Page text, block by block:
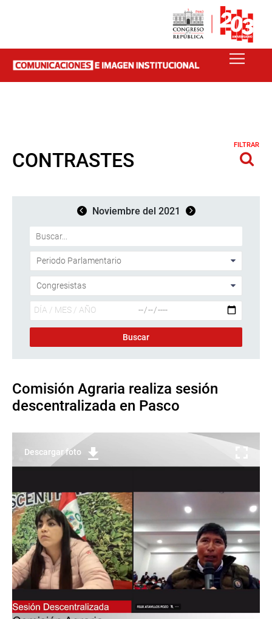
CONTRASTES
FILTRAR
Noviembre del 2021
Comisión Agraria realiza sesión
descentralizada en Pasco
Descargar foto